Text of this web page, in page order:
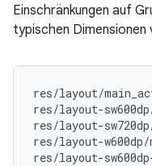
Einschränkungen auf
typischen Dimensionen
res/layout/
res/layout-
res/layout-
res/layout-
res/layout-